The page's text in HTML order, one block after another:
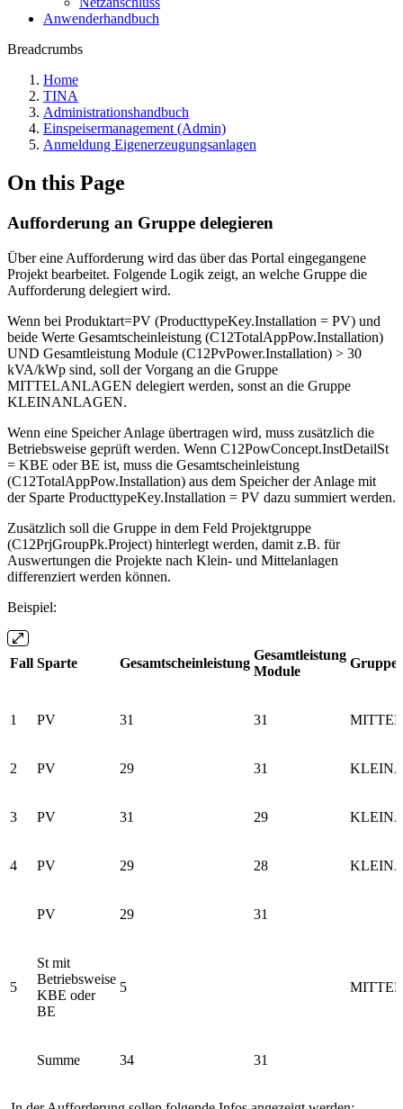
Anwenderhandbuch
Breadcrumbs
Home
TINA
Administrationshandbuch
Einspeisermanagement (Admin)
Anmeldung Eigenerzeugungsanlagen
On this Page
Aufforderung an Gruppe delegieren
Über eine Aufforderung wird das über das Portal eingegangene
Projekt bearbeitet. Folgende Logik zeigt, an welche Gruppe die
Aufforderung delegiert wird.
Wenn bei Produktart=PV (ProducttypeKey.Installation = PV) und
beide Werte Gesamtscheinleistung (C12TotalAppPow.Installation)
UND Gesamtleistung Module (C12PvPower.Installation) > 30
kVA/kWp sind, soll der Vorgang an die Gruppe
MITTELANLAGEN delegiert werden, sonst an die Gruppe
KLEINANLAGEN.
Wenn eine Speicher Anlage übertragen wird, muss zusätzlich die
Betriebsweise geprüft werden. Wenn C12PowConcept.InstDetailSt
= KBE oder BE ist, muss die Gesamtscheinleistung
(C12TotalAppPow.Installation) aus dem Speicher der Anlage mit
der Sparte ProducttypeKey.Installation = PV dazu summiert werden.
Zusätzlich soll die Gruppe in dem Feld Projektgruppe
(C12PrjGroupPk.Project) hinterlegt werden, damit z.B. für
Auswertungen die Projekte nach Klein- und Mittelanlagen
differenziert werden können.
Beispiel:
Fall Sparte Gesamtscheinleistung
Gesamtleistung
Module
Gruppe
1 PV 31 31
2 PV 29 31
3 PV 31 29
4 PV 29 28
5
PV 29 31
St mit
Betriebsweise
KBE oder
BE
5
Summe 34 31